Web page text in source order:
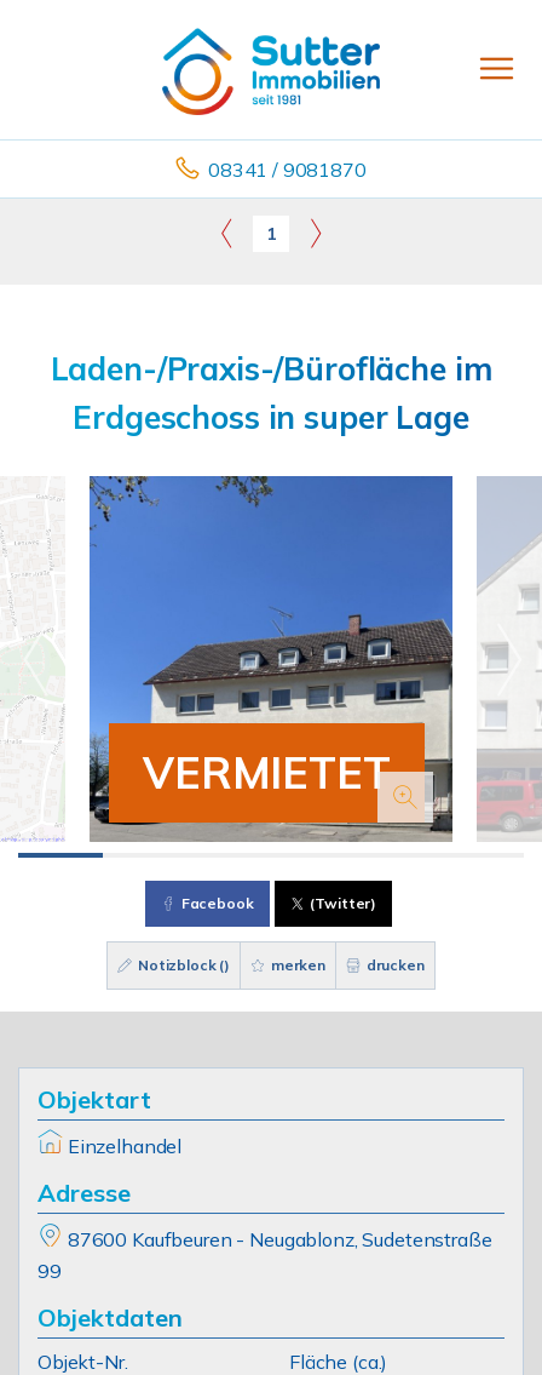
08341 / 9081870
1
Laden-/Praxis-/Bürofläche im
Erdgeschoss in super Lage
VERMIETET
Facebook (Twitter)
Notizblock () merken drucken
Objektart
Einzelhandel
Adresse
87600 Kaufbeuren - Neugablonz, Sudetenstraße
99
Objektdaten
Objekt-Nr.
Fläche (ca.)